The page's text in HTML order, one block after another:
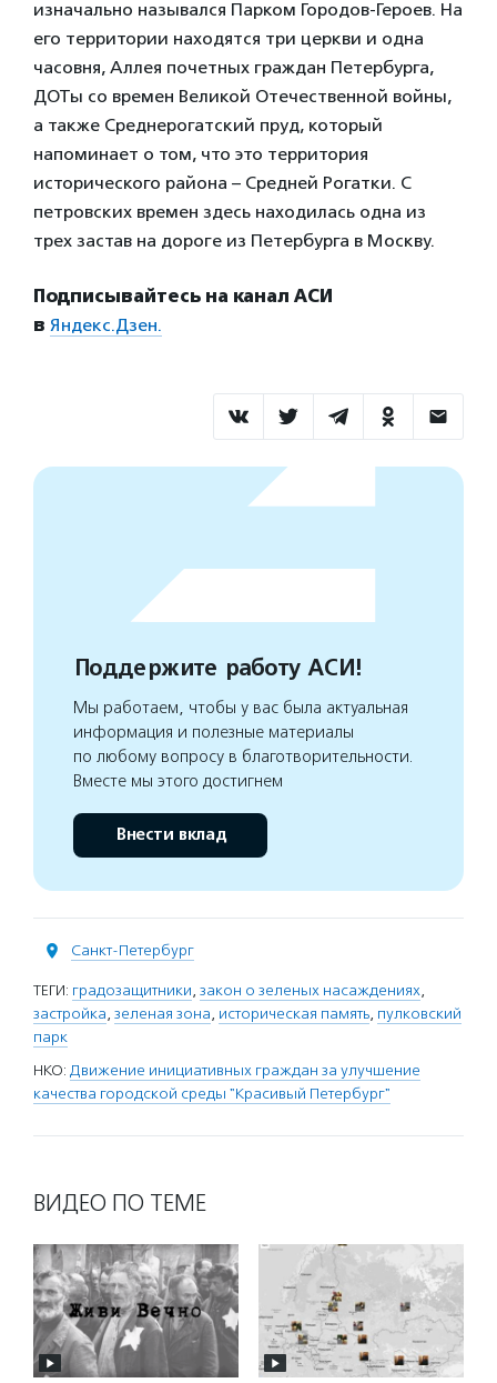
изначально назывался Парком Городов-Героев. На
его территории находятся три церкви и одна
часовня, Аллея почетных граждан Петербурга,
ДОТы со времен Великой Отечественной войны,
а также Среднерогатский пруд, который
напоминает о том, что это территория
исторического района – Средней Рогатки. С
петровских времен здесь находилась одна из
трех застав на дороге из Петербурга в Москву.
Подписывайтесь на канал АСИ
в Яндекс.Дзен.
Поддержите работу АСИ!
Мы работаем, чтобы у вас была актуальная
информация и полезные материалы
по любому вопросу в благотворительности.
Вместе мы этого достигнем
Внести вклад
Санкт-Петербург
ТЕГИ: градозащитники, закон о зеленых насаждениях,
застройка, зеленая зона, историческая память, пулковский
парк
НКО: Движение инициативных граждан за улучшение
качества городской среды "Красивый Петербург"
ВИДЕО ПО ТЕМЕ